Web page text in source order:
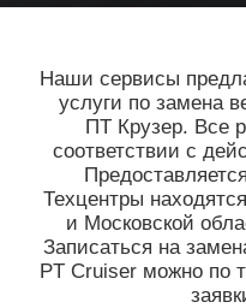
Наши сервисы
услуги по замена
ПТ Крузер. Все
соответствии с
Техцентры
и Московской
Записаться на
PT Cruiser можно по